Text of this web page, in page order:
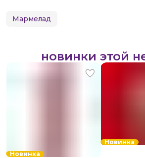
Мармелад
новинки этой
Новинка
Новинка